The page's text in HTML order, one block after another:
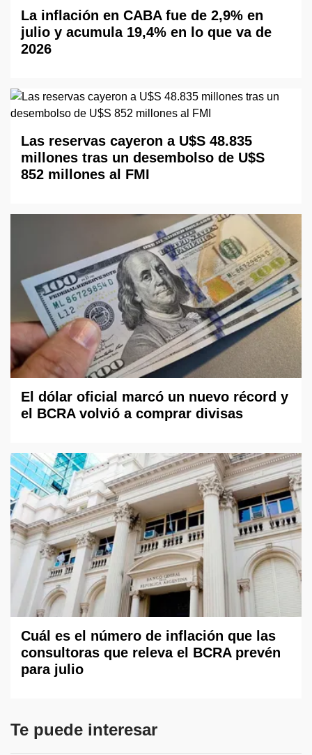
La inflación en CABA fue de 2,9% en
julio y acumula 19,4% en lo que va de
2026
Las reservas cayeron a U$S 48.835
millones tras un desembolso de U$S
852 millones al FMI
El dólar oficial marcó un nuevo récord y
el BCRA volvió a comprar divisas
Cuál es el número de inflación que las
consultoras que releva el BCRA prevén
para julio
Te puede interesar